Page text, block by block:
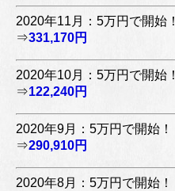
2020年11月：5万円で開始！
⇒331,170円
2020年10月：5万円で開始！
⇒122,240円
2020年9月：5万円で開始！
⇒290,910円
2020年8月：5万円で開始！